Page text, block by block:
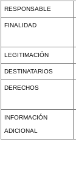
RESPONSABLE
FINALIDAD
LEGITIMACIÓN
DESTINATARIOS
DERECHOS
INFORMACIÓN
ADICIONAL